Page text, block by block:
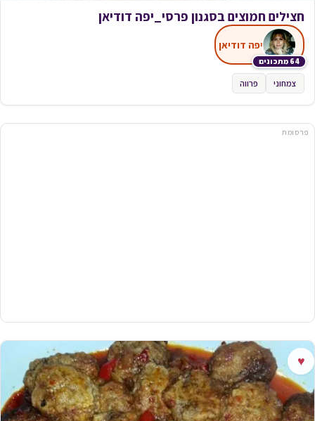
לחם גאורגי
246 מתכונים
תהילה גיל
פרווה
פרסומת
♥